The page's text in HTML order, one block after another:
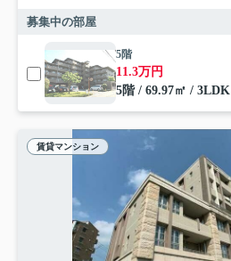
募集中の部屋
5階
11.3万円
5階 / 69.97㎡ / 3LDK
賃貸マンション